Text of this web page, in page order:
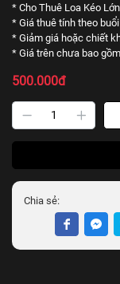
* Cho Thuê Loa Kéo Lớn
* Giá thuê tính theo
* Giảm giá hoặc chiết
* Giá trên chưa bao
500.000đ
Chia sẻ: